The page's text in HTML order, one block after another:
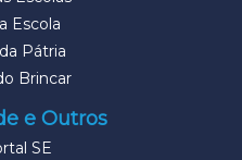
Escola
Pátria
Brincar
e Outros
SE